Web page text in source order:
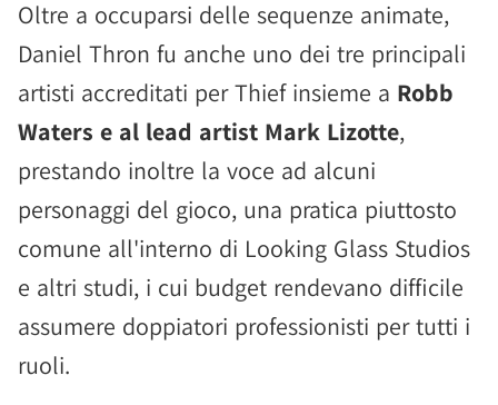
Oltre a occuparsi delle sequenze animate,
Daniel Thron fu anche uno dei tre principali
artisti accreditati per Thief insieme a Robb
Waters e al lead artist Mark Lizotte,
prestando inoltre la voce ad alcuni
personaggi del gioco, una pratica piuttosto
comune all'interno di Looking Glass Studios
e altri studi, i cui budget rendevano difficile
assumere doppiatori professionisti per tutti i
ruoli.